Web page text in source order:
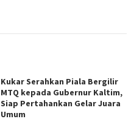
Kukar Serahkan Piala Bergilir
MTQ kepada Gubernur Kaltim,
Siap Pertahankan Gelar Juara
Umum